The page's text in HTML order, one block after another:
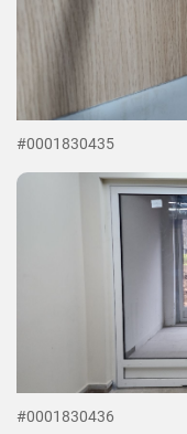
#0001830435
#0001830436